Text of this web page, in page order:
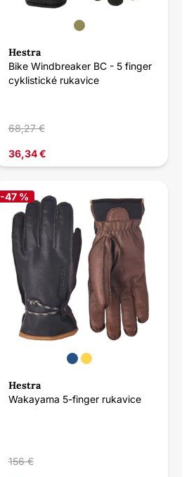
Hestra
Bike Windbreaker BC - 5 finger
cyklistické rukavice
68,27 €
36,34 €
-47 %
Hestra
Wakayama 5-finger rukavice
156 €